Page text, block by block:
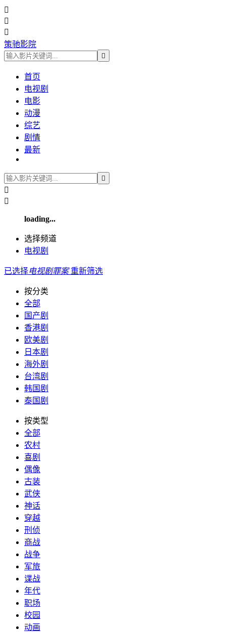



策驰影院

首页
电视剧
电影
动漫
综艺
剧情
最新



loading...
选择频道
电视剧
已选择电视剧罪案重新筛选
按分类
全部
国产剧
香港剧
欧美剧
日本剧
海外剧
台湾剧
韩国剧
泰国剧
按类型
全部
农村
喜剧
偶像
古装
武侠
神话
穿越
刑侦
商战
战争
军旅
谍战
年代
职场
校园
动画